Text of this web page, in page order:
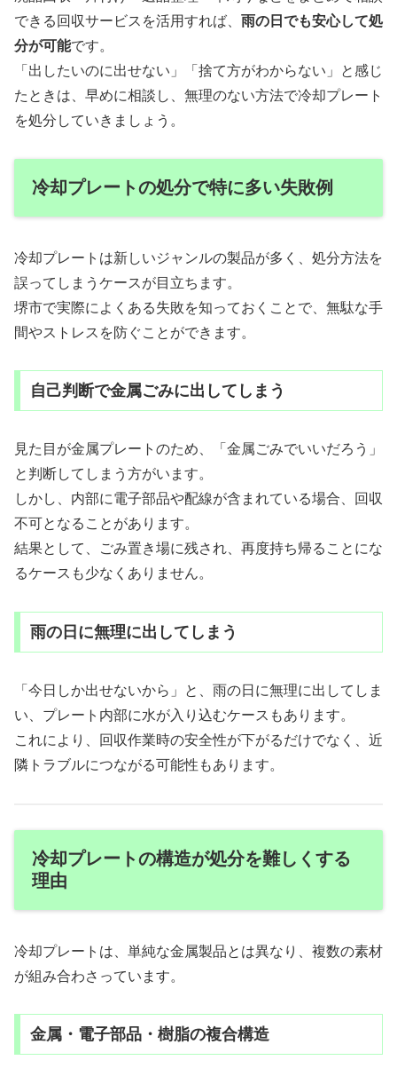
できる回収サービスを活用すれば、 雨の日でも安心して処
分が可能です。
「出したいのに出せない」「捨て方がわからない」と感じ
たときは、早めに相談し、無理のない方法で冷却プレート
を処分していきましょう。
冷却プレートの処分で特に多い失敗例
冷却プレートは新しいジャンルの製品が多く、処分方法を
誤ってしまうケースが目立ちます。
堺市で実際によくある失敗を知っておくことで、無駄な手
間やストレスを防ぐことができます。
自己判断で金属ごみに出してしまう
見た目が金属プレートのため、「金属ごみでいいだろう」
と判断してしまう方がいます。
しかし、内部に電子部品や配線が含まれている場合、回収
不可となることがあります。
結果として、ごみ置き場に残され、再度持ち帰ることにな
るケースも少なくありません。
雨の日に無理に出してしまう
「今日しか出せないから」と、雨の日に無理に出してしま
い、プレート内部に水が入り込むケースもあります。
これにより、回収作業時の安全性が下がるだけでなく、近
隣トラブルにつながる可能性もあります。
冷却プレートの構造が処分を難しくする
理由
冷却プレートは、単純な金属製品とは異なり、複数の素材
が組み合わさっています。
金属・電子部品・樹脂の複合構造